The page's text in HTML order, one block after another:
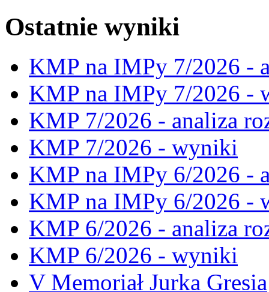
Ostatnie wyniki
KMP na IMPy 7/2026 -
KMP na IMPy 7/2026 -
KMP 7/2026 - analiza
KMP 7/2026 - wyniki
KMP na IMPy 6/2026 -
KMP na IMPy 6/2026 -
KMP 6/2026 - analiza
KMP 6/2026 - wyniki
V Memoriał Jurka Gresia